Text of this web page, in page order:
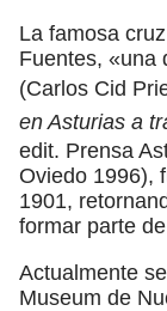
La famosa
Fuentes, «una
(Carlos Cid
en Asturias a
edit. Prensa
Oviedo 1996),
1901,
formar parte
Actualmente
Museum de